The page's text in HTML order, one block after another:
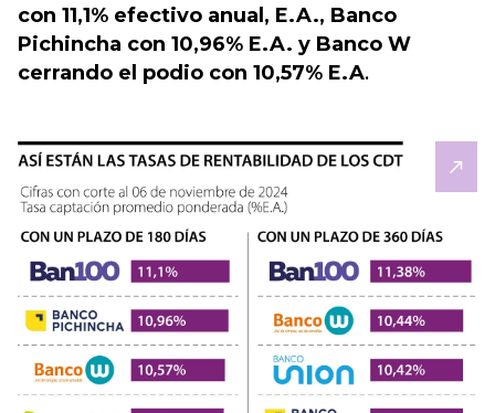
con 11,1% efectivo anual, E.A., Banco
Pichincha con 10,96% E.A. y Banco W
cerrando el podio con 10,57% E.A.